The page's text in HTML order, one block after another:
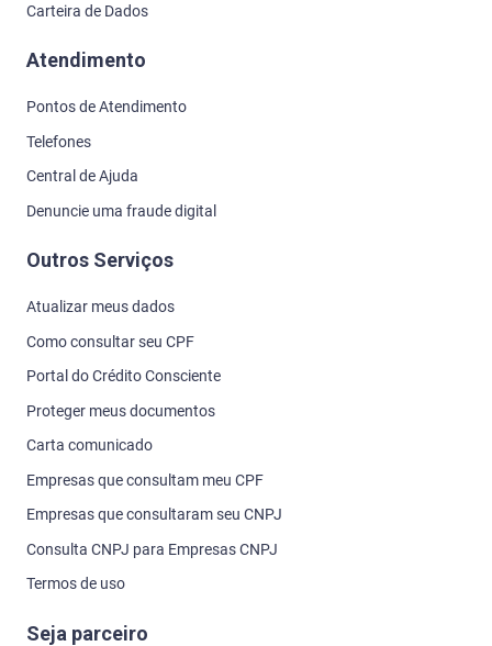
Carteira de Dados
Atendimento
Pontos de Atendimento
Telefones
Central de Ajuda
Denuncie uma fraude digital
Outros Serviços
Atualizar meus dados
Como consultar seu CPF
Portal do Crédito Consciente
Proteger meus documentos
Carta comunicado
Empresas que consultam meu CPF
Empresas que consultaram seu CNPJ
Consulta CNPJ para Empresas CNPJ
Termos de uso
Seja parceiro